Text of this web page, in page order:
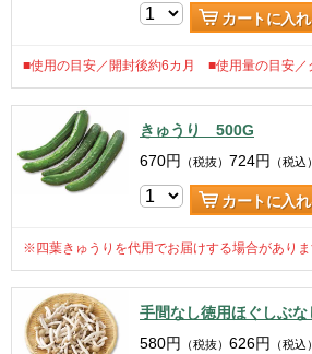
カートに入
■使用の目安／開封後約6カ月 ■使用量の目安／
きゅうり 500G
670円 （税抜） 724円 （税込）
カートに入
※四葉きゅうりを代用でお届けする場合がありま
手間なし徳用ほぐしぶ
580円 （税抜） 626円 （税込）